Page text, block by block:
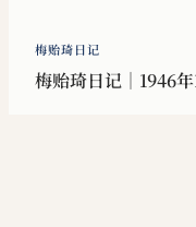
梅贻琦日记
梅贻琦日记｜1946年